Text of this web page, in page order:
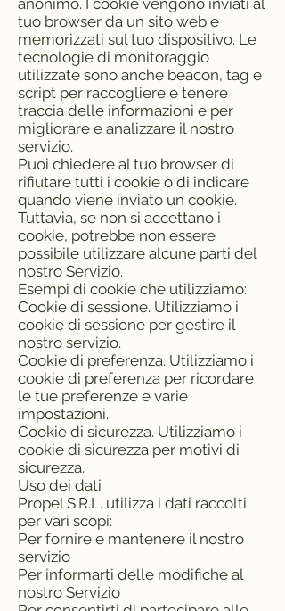
anonimo. I cookie vengono inviati al
tuo browser da un sito web e
memorizzati sul tuo dispositivo. Le
tecnologie di monitoraggio
utilizzate sono anche beacon, tag e
script per raccogliere e tenere
traccia delle informazioni e per
migliorare e analizzare il nostro
servizio.
Puoi chiedere al tuo browser di
rifiutare tutti i cookie o di indicare
quando viene inviato un cookie.
Tuttavia, se non si accettano i
cookie, potrebbe non essere
possibile utilizzare alcune parti del
nostro Servizio.
Esempi di cookie che utilizziamo:
Cookie di sessione. Utilizziamo i
cookie di sessione per gestire il
nostro servizio.
Cookie di preferenza. Utilizziamo i
cookie di preferenza per ricordare
le tue preferenze e varie
impostazioni.
Cookie di sicurezza. Utilizziamo i
cookie di sicurezza per motivi di
sicurezza.
Uso dei dati
Propel S.R.L. utilizza i dati raccolti
per vari scopi:
Per fornire e mantenere il nostro
servizio
Per informarti delle modifiche al
nostro Servizio